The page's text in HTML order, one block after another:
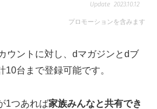
2023.10.12
プロモーションを含みます
ウントに対し、dマガジンとdブ
10台まで登録可能です。
1つあれば家族みんなと共有でき